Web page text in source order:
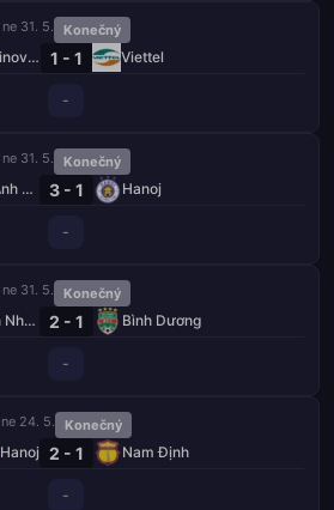
ne 31. 5. Konečný
Ho Či Minovo Město 1 - 1 Viettel
-
ne 31. 5. Konečný
Hoàng Anh Gia Lai 3 - 1 Hanoj
-
ne 31. 5. Konečný
Công An Nhân Dân 2 - 1 Bình Dương
-
ne 24. 5. Konečný
Hanoj 2 - 1 Nam Định
-